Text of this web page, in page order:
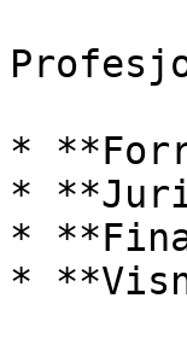
*
*
*
*